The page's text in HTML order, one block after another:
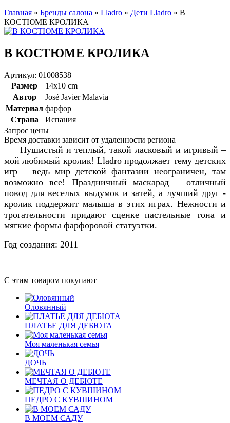
Главная » Бренды салона » Lladro » Дети Lladro » В
КОСТЮМЕ КРОЛИКА
В КОСТЮМЕ КРОЛИКА
Артикул: 01008538
Размер
14x10 cm
Автор
José Javier Malavia
Материал фарфор
Страна
Испания
Запрос цены
Время доставки зависит от удаленности региона
Пушистый и теплый, такой ласковый и игривый –
мой любимый кролик! Lladro продолжает тему детских
игр – ведь мир детской фантазии неограничен, там
возможно все! Праздничный маскарад – отличный
повод для веселых выдумок и затей, а лучший друг -
кролик поддержит малыша в этих играх. Нежности и
трогательности придают сценке пастельные тона и
мягкие формы фарфоровой статуэтки.
Год создания: 2011
С этим товаром покупают
Оловянный
ПЛАТЬЕ ДЛЯ ДЕБЮТА
Моя маленькая семья
ДОЧЬ
МЕЧТАЯ О ДЕБЮТЕ
ПЕДРО С КУВШИНОМ
В МОЕМ САДУ